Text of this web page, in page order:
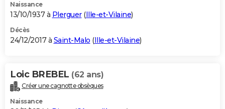
Naissance
13/10/1937 à Plerguer(Ille-et-Vilaine)
Décès
24/12/2017 à Saint-Malo (Ille-et-Vilaine)
Loic BREBEL (62 ans)
Créer une cagnotte obsèques
Naissance